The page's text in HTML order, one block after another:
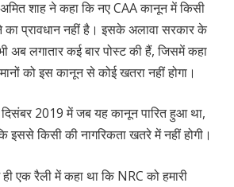
अमित शाह ने कहा कि नए CAA कानून में किसी
का प्रावधान नहीं है। इसके अलावा सरकार के
अब लगातार कई बार पोस्ट की हैं, जिसमें कहा
को इस कानून से कोई खतरा नहीं होगा।
दिसंबर 2019 में जब यह कानून पारित हुआ था,
इससे किसी की नागरिकता खतरे में नहीं होगी।
एक रैली में कहा था कि NRC को हमारी